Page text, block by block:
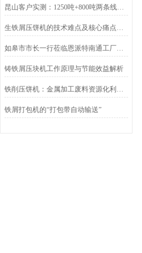
昆山客户实测：1250吨+800吨两条线，废料回收从成本中心变利润来源
生铁屑压饼机的技术难点及核心痛点解析
如皋市市长一行莅临恩派特南通工厂调研指导
铸铁屑压块机工作原理与节能效益解析
铁削压饼机：金属加工废料资源化利用的关键装备
铁屑打包机的“打包带自动输送”